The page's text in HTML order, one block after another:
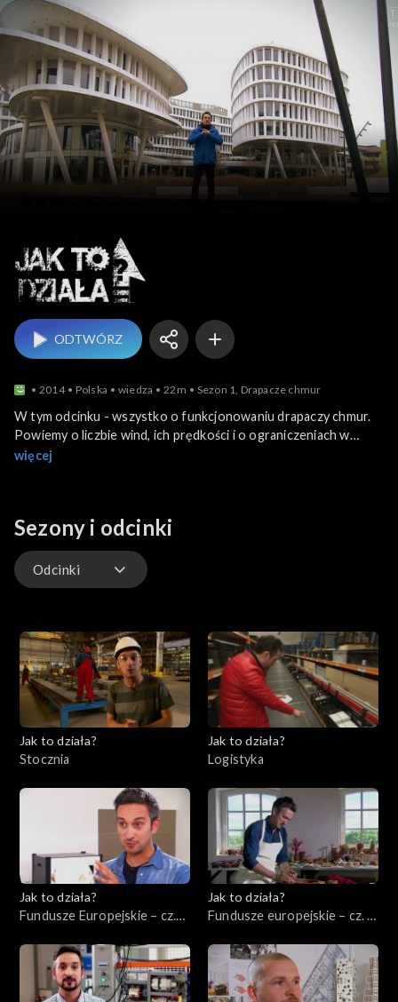
ODTWÓRZ
2014 Polska wiedza 22m Sezon 1, Drapacze chmur
W tym odcinku - wszystko o funkcjonowaniu drapaczy chmur.
Powiemy o liczbie wind, ich prędkości i o ograniczeniach w
korzystaniu z wind, o wentylacji, klimatyzatorach, świetle,
więcej
Sezony i odcinki
Odcinki
Odcinki
Jak to działa?
Stocznia
Jak to działa?
Logistyka
Jak to działa?
Fundusze Europejskie – cz.
Jak to działa?
Fundusze europejskie – cz. 5,